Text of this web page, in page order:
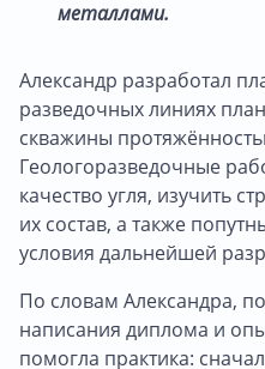
металлами.
Александр разработал
разведочных линиях
скважины
Геологоразведочные
качество угля, изучить
их состав, а также
условия дальнейшей
По словам Александра,
написания диплома и
помогла практика: